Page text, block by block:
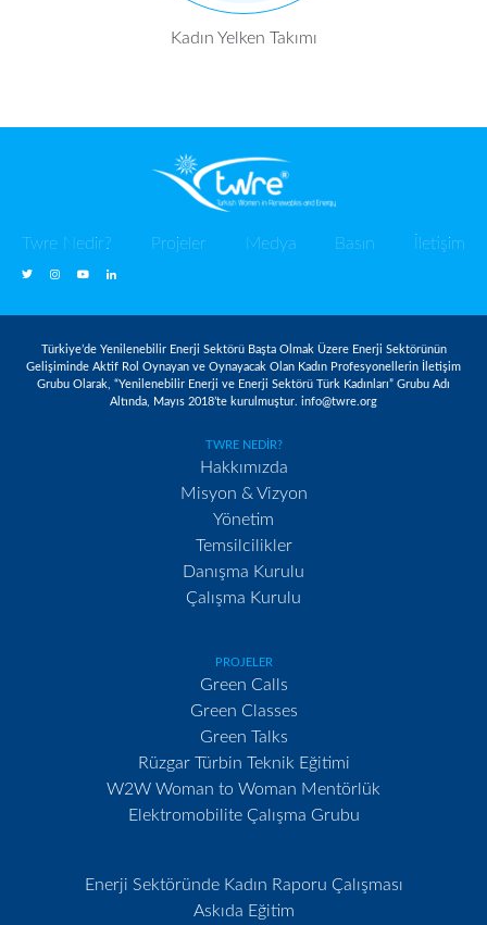
Kadın Yelken Takımı
Twre Nedir? Projeler Medya Basın İletişim
Türkiye’de Yenilenebilir Enerji Sektörü Başta Olmak Üzere Enerji Sektörünün
Gelişiminde Aktif Rol Oynayan ve Oynayacak Olan Kadın Profesyonellerin İletişim
Grubu Olarak, “Yenilenebilir Enerji ve Enerji Sektörü Türk Kadınları” Grubu Adı
Altında, Mayıs 2018’te kurulmuştur. info@twre.org
TWRE NEDİR?
Hakkımızda
Misyon & Vizyon
Yönetim
Temsilcilikler
Danışma Kurulu
Çalışma Kurulu
PROJELER
Green Calls
Green Classes
Green Talks
Rüzgar Türbin Teknik Eğitimi
W2W Woman to Woman Mentörlük
Elektromobilite Çalışma Grubu
Enerji Sektöründe Kadın Raporu Çalışması
Askıda Eğitim